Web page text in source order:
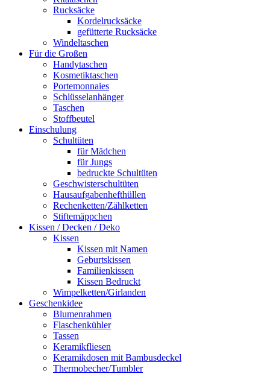
Rucksäcke
Kordelrucksäcke
gefütterte Rucksäcke
Windeltaschen
Für die Großen
Handytaschen
Kosmetiktaschen
Portemonnaies
Schlüsselanhänger
Taschen
Stoffbeutel
Einschulung
Schultüten
für Mädchen
für Jungs
bedruckte Schultüten
Geschwisterschultüten
Hausaufgabenhefthüllen
Rechenketten/Zählketten
Stiftemäppchen
Kissen / Decken / Deko
Kissen
Kissen mit Namen
Geburtskissen
Familienkissen
Kissen Bedruckt
Wimpelketten/Girlanden
Geschenkidee
Blumenrahmen
Flaschenkühler
Tassen
Keramikfliesen
Keramikdosen mit Bambusdeckel
Thermobecher/Tumbler